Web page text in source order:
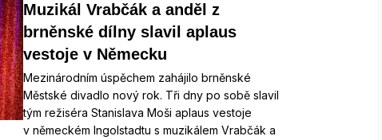
Muzikál Vrabčák a anděl z
brněnské dílny slavil aplaus
vestoje v Německu
Mezinárodním úspěchem zahájilo brněnské
Městské divadlo nový rok. Tři dny po sobě slavil
tým režiséra Stanislava Moši aplaus vestoje
v německém Ingolstadtu s muzikálem Vrabčák a